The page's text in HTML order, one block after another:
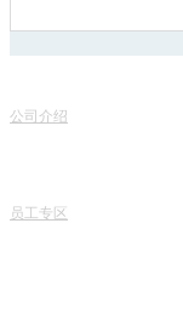
公司介绍
员工专区